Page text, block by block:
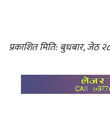
प्रकाशित मिति: बुधबार, जेठ